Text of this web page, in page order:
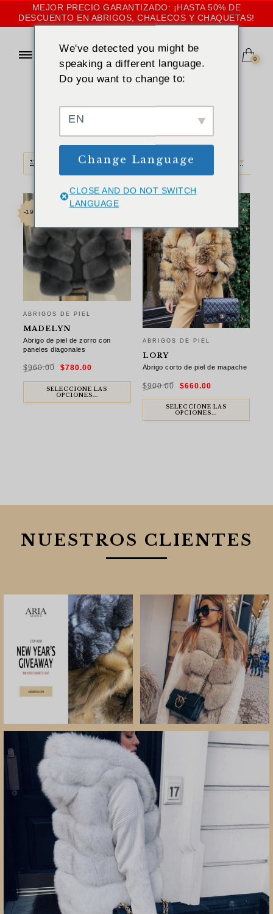
MEJOR PRECIO GARANTIZADO: ¡HASTA 50% DE
DESCUENTO EN ABRIGOS, CHALECOS Y CHAQUETAS!
0
CLASIFICACIÓN POR DEFECTO
-19%
ABRIGOS DE PIEL
MADELYN
Abrigo de piel de zorro con
paneles diagonales
$960.00
El
precio
era:
$960.00.
$780.00
es:
$780.00.
SELECCIONE LAS
OPCIONES...
ABRIGOS DE PIEL
LORY
Abrigo corto de piel de mapache
$900.00 precio
era:
$900.00.
$660.00precio
es:
$660.00.
SELECCIONE LAS
OPCIONES...
NUESTROS CLIENTES
We've detected you might be
speaking a different language.
Do you want to change to:
EN
Change Language
CLOSE AND DO NOT SWITCH
LANGUAGE